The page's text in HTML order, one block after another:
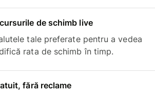
de schimb live
tale preferate pentru a vedea
rata de schimb în timp.
fără reclame